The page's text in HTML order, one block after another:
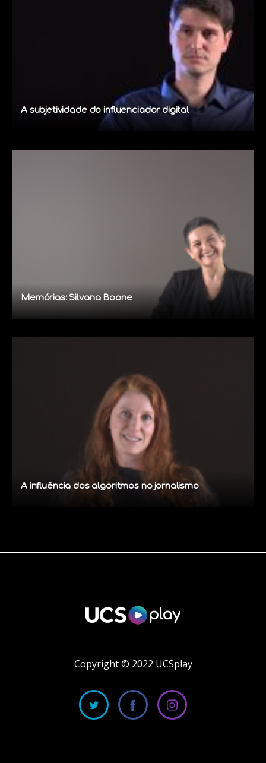
A subjetividade do influenciador digital
Memórias: Silvana Boone
A influência dos algoritmos no jornalismo
Copyright © 2022 UCSplay